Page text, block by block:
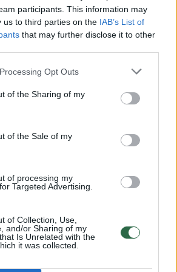
participants. This information may
us to third parties on the IAB’s List of
that may further disclose it to other
Opt Outs
of the Sharing of my
of the Sale of my
of processing my
Targeted Advertising.
of Collection, Use,
and/or Sharing of my
Is Unrelated with the
it was collected.
00:00:30
avarijos Vilniaus r.: dviejų moterų ir
nepavyko
laiko bandymu įsitvirtinti
jis yra neteisus
00:00:57
orais užbaigsime darbo